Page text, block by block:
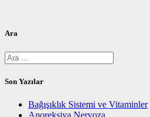
Ara
Arama:
Son Yazılar
Bağışıklık Sistemi ve Vitaminler
Anoreksiya Nervoza